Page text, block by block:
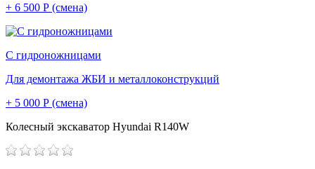
+ 6 500 Р (смена)
С гидроножницами
Для демонтажа ЖБИ и металлоконструкций
+ 5 000 Р (смена)
Колесный экскаватор Hyundai R140W